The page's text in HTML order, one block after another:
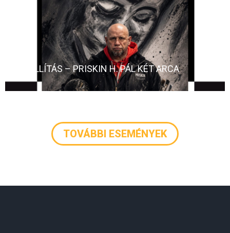
KIÁLLÍTÁS – PRISKIN H. PÁL KÉT ARCA
TOVÁBBI ESEMÉNYEK